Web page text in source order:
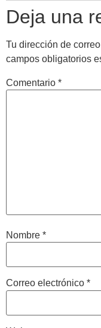
Deja una
Tu dirección de
campos obligatorios
Comentario *
Nombre *
Correo electrónico *